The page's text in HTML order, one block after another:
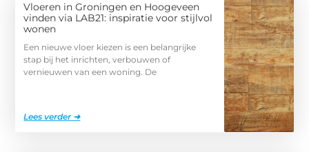
Vloeren in Groningen en Hoogeveen
vinden via LAB21: inspiratie voor stijlvol
wonen
Een nieuwe vloer kiezen is een belangrijke
stap bij het inrichten, verbouwen of
vernieuwen van een woning. De
Lees verder ➜